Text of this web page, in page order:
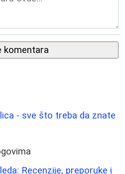
komentara
- sve što treba da znate
Recenzije, preporuke i